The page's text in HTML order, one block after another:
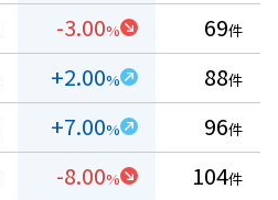
-3.00% 69件
+2.00% 88件
+7.00% 96件
-8.00% 104件